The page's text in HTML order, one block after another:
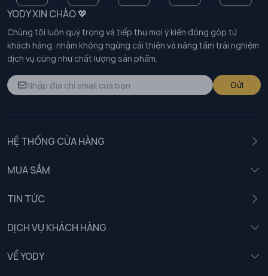
YODY XIN CHÀO 💖
Chúng tôi luôn quý trọng và tiếp thu mọi ý kiến đóng góp từ
khách hàng, nhằm không ngừng cải thiện và nâng tầm trải nghiệm
dịch vụ cũng như chất lượng sản phẩm.
Gửi
HỆ THỐNG CỬA HÀNG
MUA SẮM
TIN TỨC
DỊCH VỤ KHÁCH HÀNG
Chính sách khách hàng thân thiết
VỀ YODY